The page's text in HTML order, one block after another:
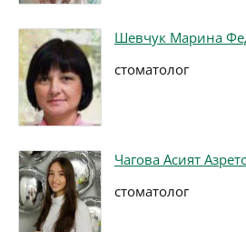
Шевчук Марина
стоматолог
Чагова Асият
стоматолог